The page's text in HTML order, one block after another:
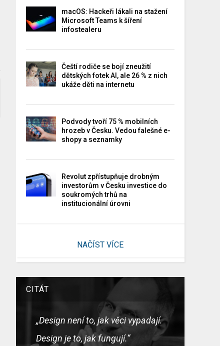
macOS: Hackeři lákali na stažení
Microsoft Teams k šíření
infostealeru
Čeští rodiče se bojí zneužití
dětských fotek AI, ale 26 % z nich
ukáže děti na internetu
Podvody tvoří 75 % mobilních
hrozeb v Česku. Vedou falešné e-
shopy a seznamky
Revolut zpřístupňuje drobným
investorům v Česku investice do
soukromých trhů na
institucionální úrovni
NAČÍST VÍCE
CITÁT
„Design není to, jak věci vypadají.
Design je to, jak fungují.“